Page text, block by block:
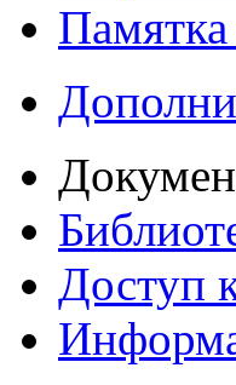
Памятка
Доступ